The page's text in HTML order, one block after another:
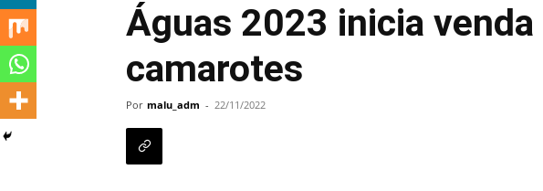
Águas 2023 inicia venda
camarotes
Por malu_adm - 22/11/2022